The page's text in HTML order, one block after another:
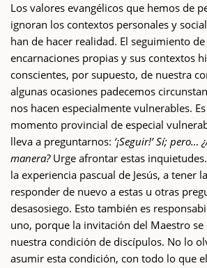
Los valores evangélicos que hemos de
ignoran los contextos personales y
han de hacer realidad. El seguimiento de
encarnaciones propias y sus contextos
conscientes, por supuesto, de nuestra
algunas ocasiones padecemos
nos hacen especialmente vulnerables.
momento provincial de especial
lleva a preguntarnos: ‘¡Seguir!’ Sí; pero…
manera? Urge afrontar estas
la experiencia pascual de Jesús, a tener
responder de nuevo a estas u otras
desasosiego. Esto también es
uno, porque la invitación del Maestro
nuestra condición de discípulos. No lo
asumir esta condición, con todo lo que